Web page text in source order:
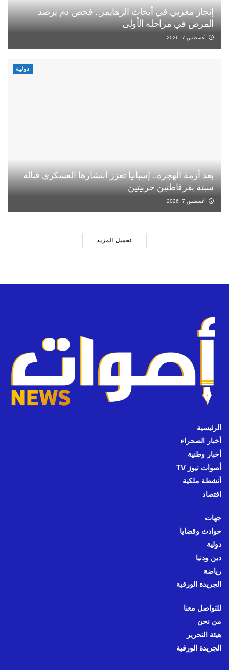
إنجاز مغربي في أبحاث الزهايمر.. فحص دم يرصد
المرض في مراحله الأولى
أغسطس 7, 2026
دولية
بعد أزمة الهجرة.. إسبانيا تعزز انتشارها العسكري قبالة
سبتة بفرقاطتين حربيتين
أغسطس 7, 2026
تحميل المزيد
الرئيسية
أخبار الصحراء
أخبار وطنية
أصوات نيوز TV
أنشطة ملكية
اقتصاد
جهات
حوادث وقضايا
دولية
دين ودنيا
رياضة
الجريدة الورقية
للتواصل معنا
من نحن
هيئة التحرير
الجريدة الورقية